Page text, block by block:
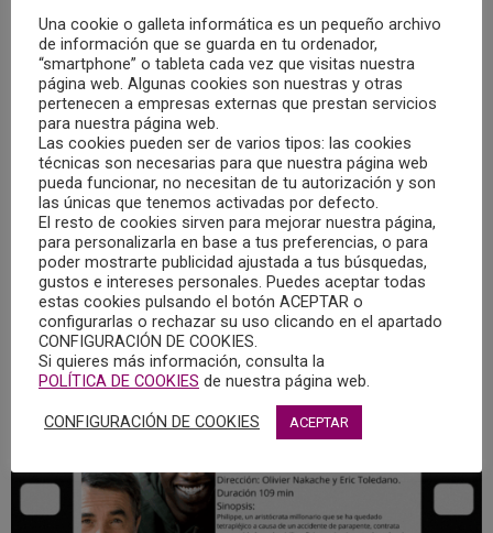
Eric Toledano. En el debate se explorarán temas
relacionados con la ética del cuidado.
La entrada es gratuita hasta completar aforo y la
inscripción se realizapulsando sobre este enlace.
Una cookie o galleta informática es un pequeño archivo
de información que se guarda en tu ordenador,
“smartphone” o tableta cada vez que visitas nuestra
página web. Algunas cookies son nuestras y otras
pertenecen a empresas externas que prestan servicios
para nuestra página web.
Las cookies pueden ser de varios tipos: las cookies
técnicas son necesarias para que nuestra página web
pueda funcionar, no necesitan de tu autorización y son
las únicas que tenemos activadas por defecto.
El resto de cookies sirven para mejorar nuestra página,
para personalizarla en base a tus preferencias, o para
poder mostrarte publicidad ajustada a tus búsquedas,
gustos e intereses personales. Puedes aceptar todas
estas cookies pulsando el botón ACEPTAR o
configurarlas o rechazar su uso clicando en el apartado
CONFIGURACIÓN DE COOKIES.
Si quieres más información, consulta la
POLÍTICA DE COOKIES de nuestra página web.
CONFIGURACIÓN DE COOKIES ACEPTAR